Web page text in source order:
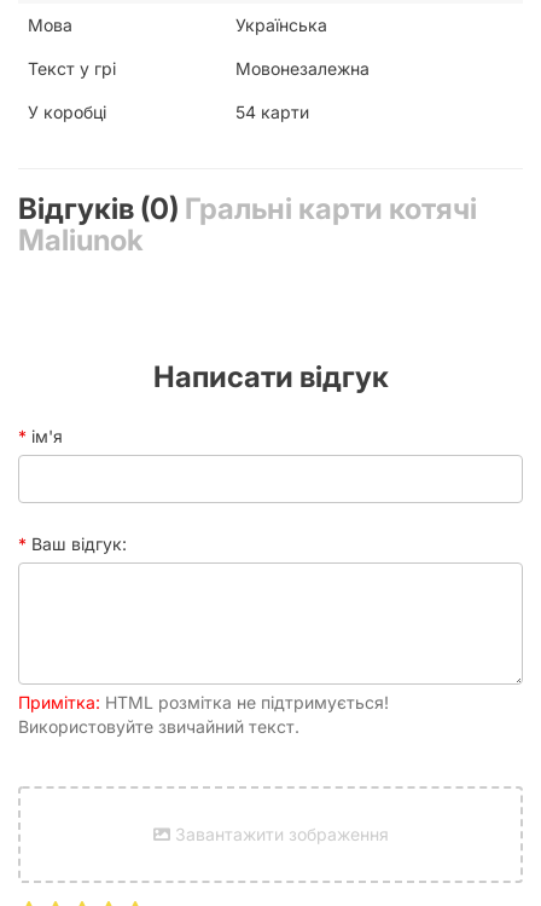
Мова Українська
Текст у грі Мовонезалежна
У коробці 54 карти
Відгуків (0) Гральні карти котячі
Maliunok
Написати відгук
ім'я
Ваш відгук:
Примітка: HTML розмітка не підтримується!
Використовуйте звичайний текст.
Завантажити зображення